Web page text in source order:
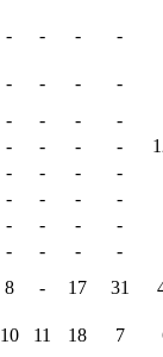
- - - -
- - -
-
- - -
-
- - - -
- - -
-
- - -
-
- - -
-
- - -
-
8 - 17 31
10 11 18 7